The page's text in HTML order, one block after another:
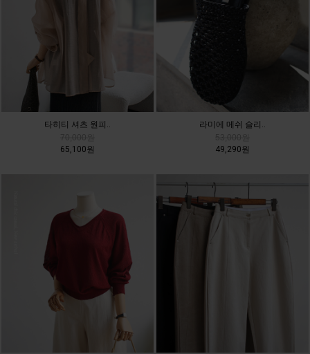
타히티 셔츠 원피..
65,100원
라미에 메쉬 슬리..
49,290원